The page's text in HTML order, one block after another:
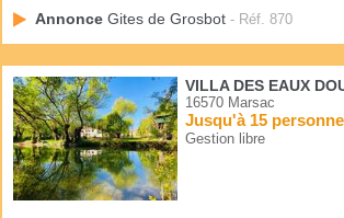
Annonce Gites de Grosbot - Réf. 870
VILLA DES EAUX
16570 Marsac
Jusqu'à 15
Gestion libre